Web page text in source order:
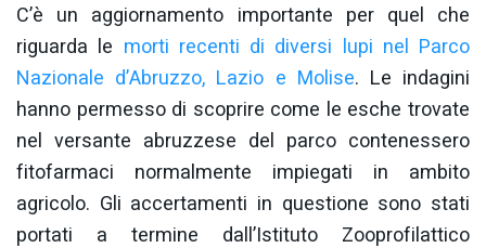
C’è un aggiornamento importante per quel che
riguarda le morti recenti di diversi lupi nel Parco
Nazionale d’Abruzzo, Lazio e Molise. Le indagini
hanno permesso di scoprire come le esche trovate
nel versante abruzzese del parco contenessero
fitofarmaci normalmente impiegati in ambito
agricolo. Gli accertamenti in questione sono stati
portati a termine dall’Istituto Zooprofilattico